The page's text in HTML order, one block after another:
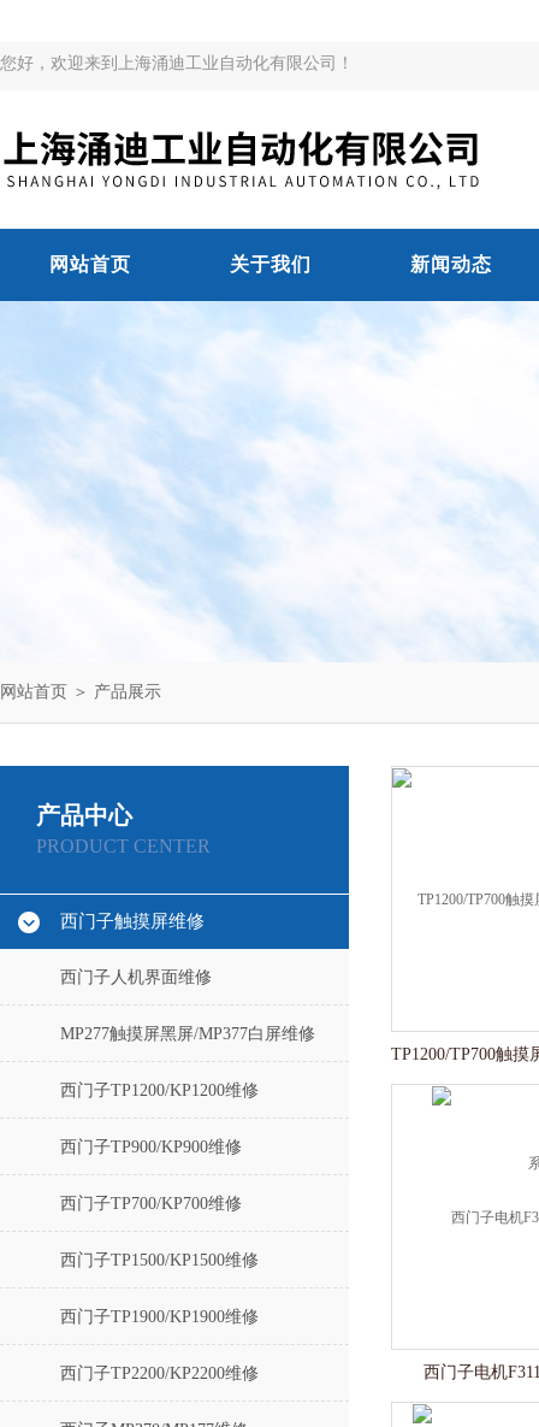
您好，欢迎来到上海涌迪工业自动化有限公司！
网站首页 关于我们 新闻动态
网站首页 ＞ 产品展示
产品中心
PRODUCT CENTER
西门子触摸屏维修
西门子人机界面维修
MP277触摸屏黑屏/MP377白屏维修
西门子TP1200/KP1200维修
西门子TP900/KP900维修
西门子TP700/KP700维修
西门子TP1500/KP1500维修
西门子TP1900/KP1900维修
西门子TP2200/KP2200维修 西门子电机